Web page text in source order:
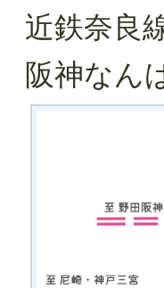
近鉄奈
阪神な